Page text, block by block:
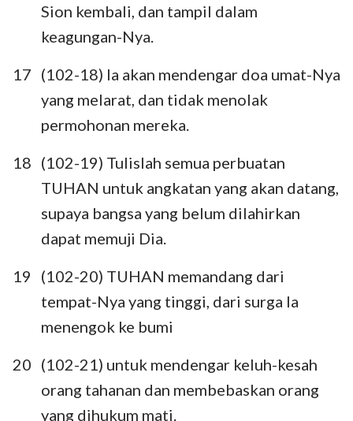
1 2 3 4 5 6
7
8
9 10 11 12 13
14
15
16 17
22
23 24 25 26 27
29
30 31 32 33 34
37
43
44 45 46 47 48
49
50
51 52 53 54 55 56
Sion kembali, dan tampil dalam
keagungan-Nya.
17 (102-18) Ia akan mendengar doa umat-Nya
yang melarat, dan tidak menolak
permohonan mereka.
18 (102-19) Tulislah semua perbuatan
TUHAN untuk angkatan yang akan datang,
supaya bangsa yang belum dilahirkan
dapat memuji Dia.
19
(102-20) TUHAN memandang dari
tempat-Nya yang tinggi, dari surga Ia
menengok ke bumi
20 (102-21) untuk mendengar keluh-kesah
orang tahanan dan membebaskan orang
yang dihukum mati.